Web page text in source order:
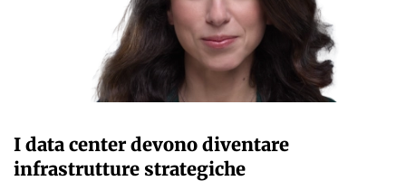
I data center devono diventare
infrastrutture strategiche